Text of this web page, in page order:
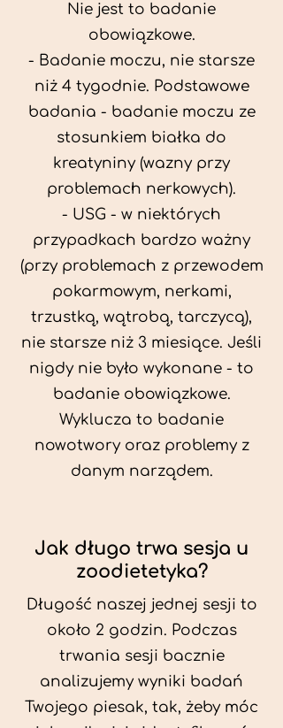
Nie jest to badanie
obowiązkowe.
- Badanie moczu, nie starsze
niż 4 tygodnie. Podstawowe
badania - badanie moczu ze
stosunkiem białka do
kreatyniny (wazny przy
problemach nerkowych).
- USG - w niektórych
przypadkach bardzo ważny
(przy problemach z przewodem
pokarmowym, nerkami,
trzustką, wątrobą, tarczycą),
nie starsze niż 3 miesiące. Jeśli
nigdy nie było wykonane - to
badanie obowiązkowe.
Wyklucza to badanie
nowotwory oraz problemy z
danym narządem.
Jak długo trwa sesja u
zoodietetyka?
Długość naszej jednej sesji to
około 2 godzin. Podczas
trwania sesji bacznie
analizujemy wyniki badań
Twojego piesak, tak, żeby móc